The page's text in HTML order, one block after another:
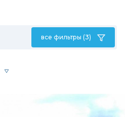
все фильтры (3)